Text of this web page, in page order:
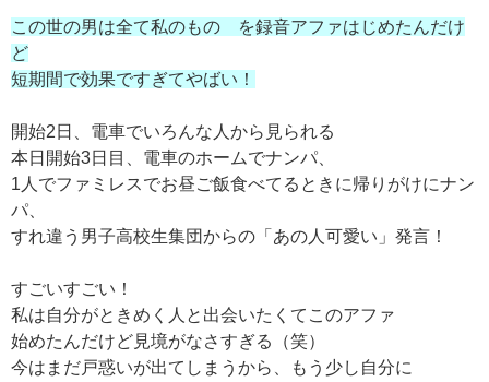
この世の男は全て私のもの を録音アファはじめたんだけ
ど
短期間で効果ですぎてやばい！
開始2日、電車でいろんな人から見られる
本日開始3日目、電車のホームでナンパ、
1人でファミレスでお昼ご飯食べてるときに帰りがけにナン
パ、
すれ違う男子高校生集団からの「あの人可愛い」発言！
すごいすごい！
私は自分がときめく人と出会いたくてこのアファ
始めたんだけど見境がなさすぎる（笑）
今はまだ戸惑いが出てしまうから、もう少し自分に